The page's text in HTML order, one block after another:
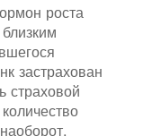
роста
застрахован
страховой